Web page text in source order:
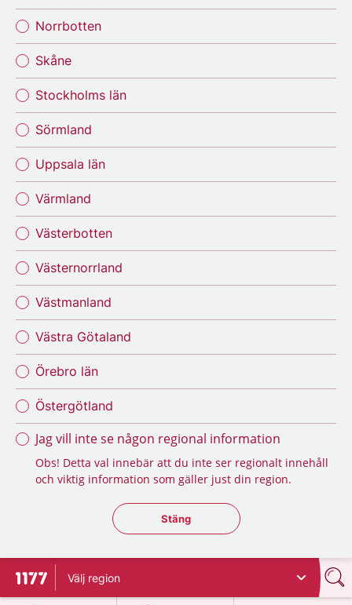
Norrbotten
Skåne
Stockholms län
Sörmland
Uppsala län
Värmland
Västerbotten
Västernorrland
Västmanland
Västra Götaland
Örebro län
Östergötland
Jag vill inte se någon regional information
Obs! Detta val innebär att du inte ser regionalt innehåll
och viktig information som gäller just din region.
Stäng regionsväljaren
Stäng
Till startsidan för 1177
Välj region
på 1177.se
på 1177.se